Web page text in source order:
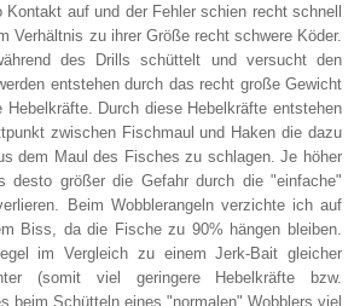
auf und der Fehler schien recht schnell
Verhältnis zu ihrer Größe recht schwere Köder.
des Drills schüttelt und versucht den
entstehen durch das recht große Gewicht
Hebelkräfte. Durch diese Hebelkräfte entstehen
zwischen Fischmaul und Haken die dazu
dem Maul des Fisches zu schlagen. Je höher
desto größer die Gefahr durch die "einfache"
Beim Wobblerangeln verzichte ich auf
Biss, da die Fische zu 90% hängen bleiben.
im Vergleich zu einem Jerk-Bait gleicher
(somit viel geringere Hebelkräfte bzw.
beim Schütteln eines "normalen" Wobblers viel